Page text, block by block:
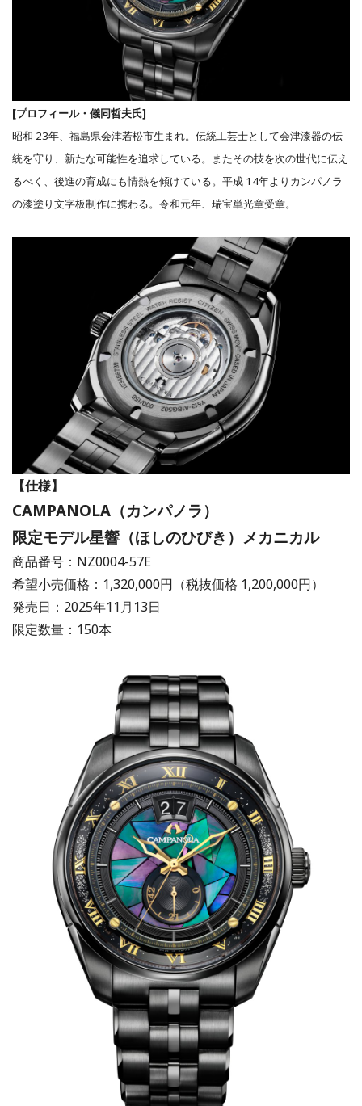
[プロフィール・儀同哲夫氏]
昭和 23年、福島県会津若松市生まれ。伝統⼯芸士として会津漆器の伝
統を守り、新たな可能性を追求している。またその技を次の世代に伝え
るべく、後進の育成にも情熱を傾けている。平成 14年よりカンパノラ
の漆塗り⽂字板制作に携わる。令和元年、瑞宝単光章受章。
【仕様】
CAMPANOLA（カンパノラ）
限定モデル星響（ほしのひびき）メカニカル
商品番号：NZ0004-57E
希望⼩売価格：1,320,000円（税抜価格 1,200,000円）
発売⽇：2025年11月13⽇
限定数量：150本